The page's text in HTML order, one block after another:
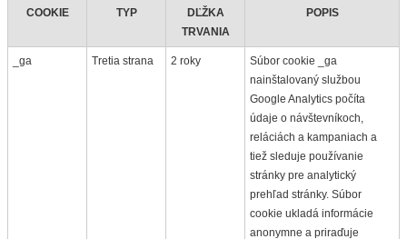
COOKIE TYP
DĽŽKA
TRVANIA
POPIS
_ga Tretia strana 2 roky
Súbor cookie _ga
nainštalovaný službou
Google Analytics počíta
údaje o návštevníkoch,
reláciách a kampaniach a
tiež sleduje používanie
stránky pre analytický
prehľad stránky. Súbor
cookie ukladá informácie
anonymne a priraďuje